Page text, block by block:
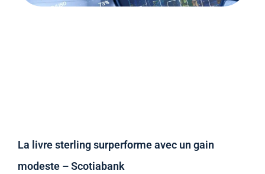
La livre sterling surperforme avec un gain
modeste – Scotiabank